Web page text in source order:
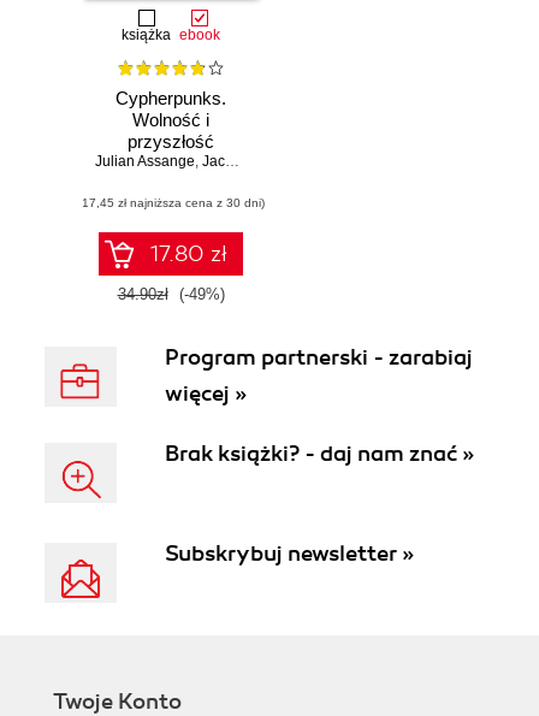
książka ebook
Cypherpunks.
Wolność i
przyszłość
internetu
Julian Assange, Jacob Appelbaum
(17,45 zł najniższa cena z 30 dni)
17.80 zł
34.90zł (-49%)
Program partnerski - zarabiaj
więcej »
Brak książki? - daj nam znać »
Subskrybuj newsletter »
Twoje Konto